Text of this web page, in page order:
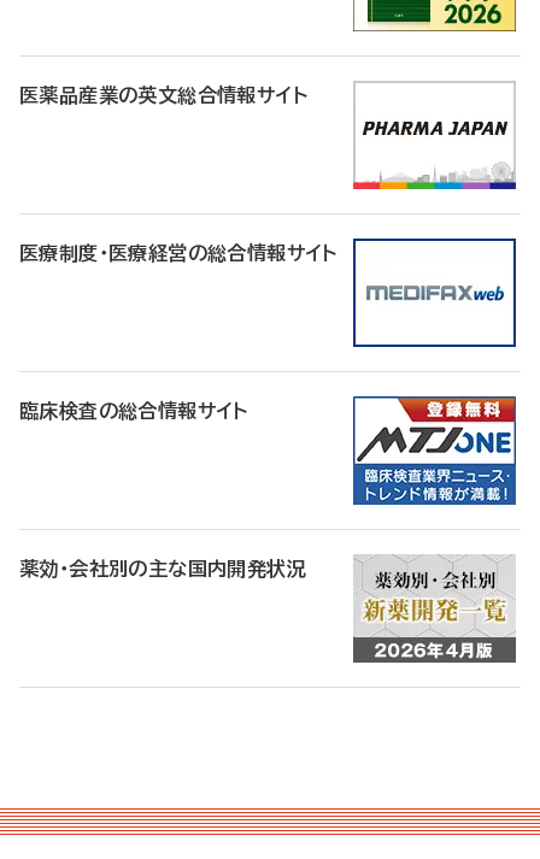
医薬品産業の英文総合情報サイト
医療制度・医療経営の総合情報サイト
臨床検査の総合情報サイト
薬効・会社別の主な国内開発状況